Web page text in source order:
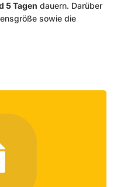
5 Tagen dauern. Darüber
sowie die